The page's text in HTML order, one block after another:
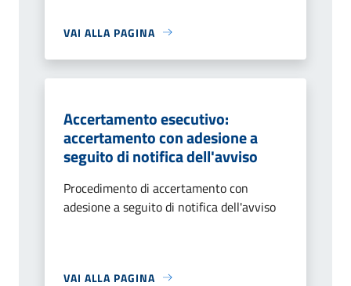
VAI ALLA PAGINA
Accertamento esecutivo:
accertamento con adesione a
seguito di notifica dell'avviso
Procedimento di accertamento con
adesione a seguito di notifica dell'avviso
VAI ALLA PAGINA